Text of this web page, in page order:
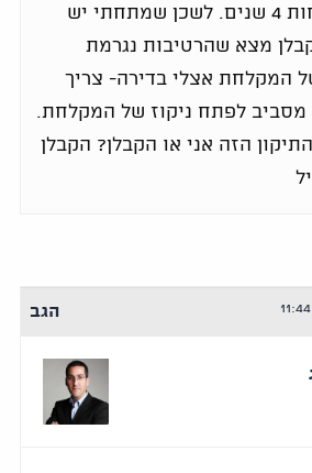
אני גר בבניין בן פחות 4 שנים. לשכן שמתחתי יש
מצא שהרטיבות נגרמת
המקלחת אצלי בדירה- צריך
לפתח ניקוז של המקלחת.
הזה אני או הקבלן? הקבלן
הגב